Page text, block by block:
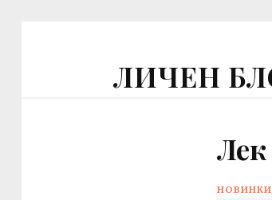
ЛИЧЕН
Лек